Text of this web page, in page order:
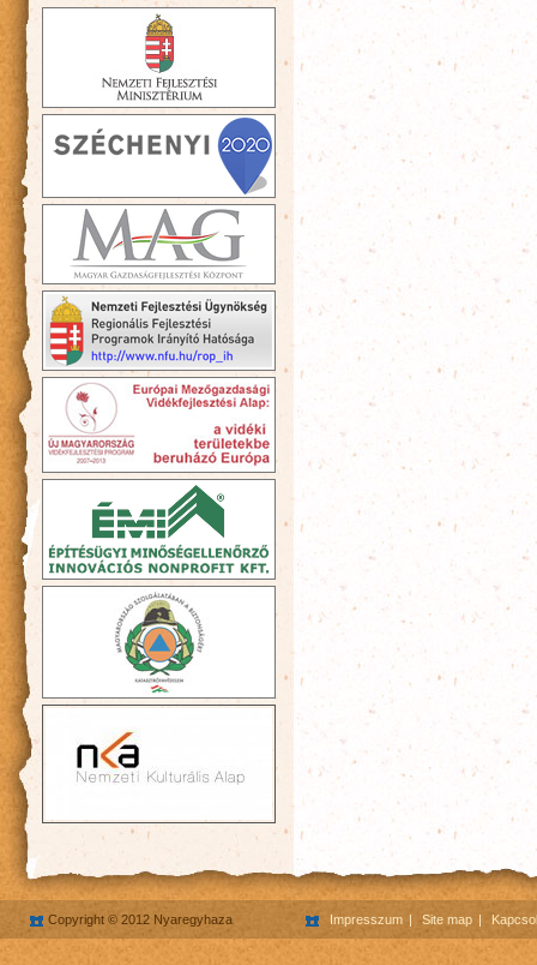
Copyright © 2012 Nyaregyhaza Impresszum Site map